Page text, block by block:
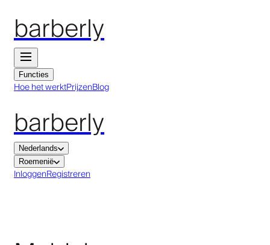
barberly
Functies
Hoe het werktPrijzenBlog
barberly
Nederlands
Roemenië
InloggenRegistreren